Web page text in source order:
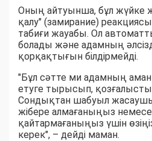
Оның айтуынша, бұл жүйке
қалу" (замирание) реакциясы
табиғи жауабы. Ол
болады және адамның
қорқақтығын білдірмейді.
"Бұл сәтте ми адамның
етуге тырысып,
Сондықтан шабуыл
жібере алмағаныңыз
қайтармағаныңыз үшін
керек", – дейді маман.